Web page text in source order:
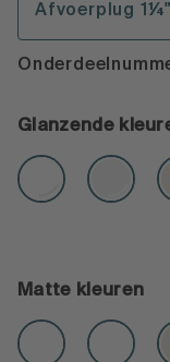
Afvoerplug
Glanzende
Matte kleuren